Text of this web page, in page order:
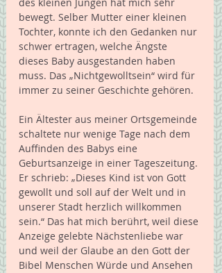
bewegt. Selber Mutter einer kleinen
Tochter, konnte ich den Gedanken nur
schwer ertragen, welche Ängste
dieses Baby ausgestanden haben
muss. Das „Nichtgewolltsein“ wird für
immer zu seiner Geschichte gehören.
Ein Ältester aus meiner Ortsgemeinde
schaltete nur wenige Tage nach dem
Auffinden des Babys eine
Geburtsanzeige in einer Tageszeitung.
Er schrieb: „Dieses Kind ist von Gott
gewollt und soll auf der Welt und in
unserer Stadt herzlich willkommen
sein.“ Das hat mich berührt, weil diese
Anzeige gelebte Nächstenliebe war
und weil der Glaube an den Gott der
Bibel Menschen Würde und Ansehen